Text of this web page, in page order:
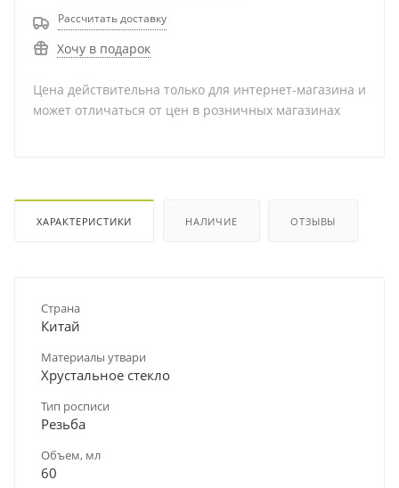
Рассчитать доставку
Хочу в подарок
Цена действительна только для интернет-магазина и
может отличаться от цен в розничных магазинах
ХАРАКТЕРИСТИКИ НАЛИЧИЕ ОТЗЫВЫ
Страна
Китай
Материалы утвари
Хрустальное стекло
Тип росписи
Резьба
Объем, мл
60